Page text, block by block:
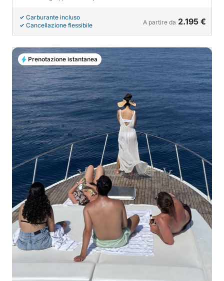
Carburante incluso
Cancellazione flessibile
A partire da 2.195 €
Prenotazione istantanea